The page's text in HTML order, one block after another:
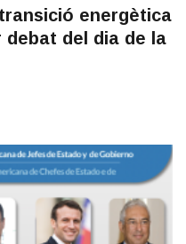
energètica
del dia de la